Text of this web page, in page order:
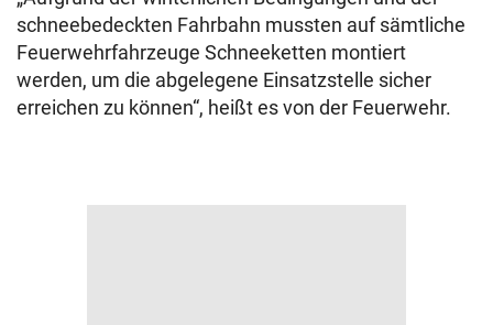
schneebedeckten Fahrbahn mussten auf sämtliche
Feuerwehrfahrzeuge Schneeketten montiert
werden, um die abgelegene Einsatzstelle sicher
erreichen zu können“, heißt es von der Feuerwehr.